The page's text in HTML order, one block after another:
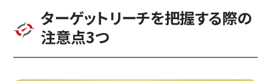
ターゲットリーチを把握する際の
注意点3つ